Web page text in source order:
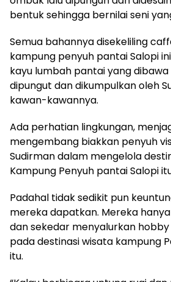
bentuk sehingga bernilai seni
Semua bahannya disekeliling
kampung penyuh pantai Salopi
kayu lumbah pantai yang
dipungut dan dikumpulkan oleh
kawan-kawannya.
Ada perhatian lingkungan,
mengembang biakkan penyuh
Sudirman dalam mengelola
Kampung Penyuh pantai Salopi
Padahal tidak sedikit pun
mereka dapatkan. Mereka
dan sekedar menyalurkan
pada destinasi wisata kampung
itu.